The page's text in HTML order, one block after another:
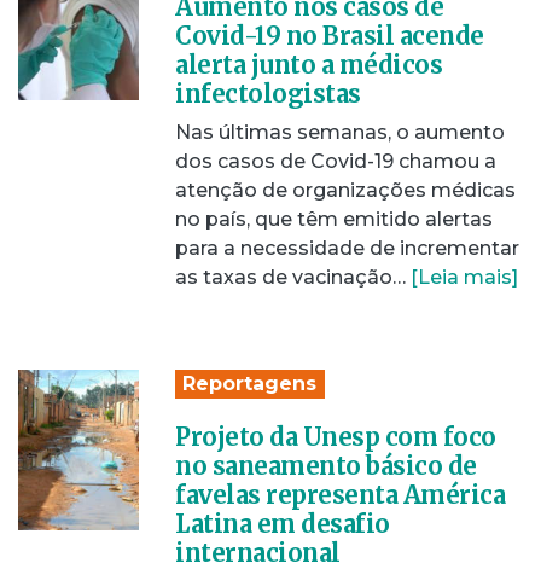
Aumento nos casos de
Covid-19 no Brasil acende
alerta junto a médicos
infectologistas
Nas últimas semanas, o aumento
dos casos de Covid-19 chamou a
atenção de organizações médicas
no país, que têm emitido alertas
para a necessidade de incrementar
as taxas de vacinação… [Leia mais]
Reportagens
Projeto da Unesp com foco
no saneamento básico de
favelas representa América
Latina em desafio
internacional